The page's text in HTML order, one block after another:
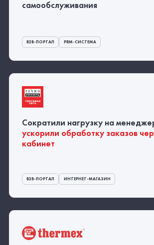
самообслуживания
B2B-ПОРТАЛ PRM-СИСТЕМА
Сократили нагрузку на
ускорили обработку заказов
кабинет
B2B-ПОРТАЛ ИНТЕРНЕТ-МАГАЗИН